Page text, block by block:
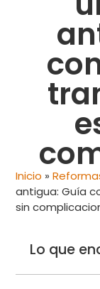
Inicio »
antigua: Guía
sin
Lo que